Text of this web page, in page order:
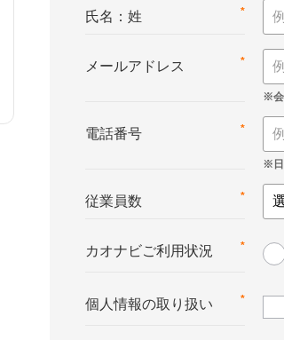
*
氏名：姓
*
メールアドレス
*
電話番号
*
従業員数
*
カオナビご利用状況
*
個人情報の取り扱い